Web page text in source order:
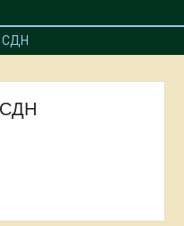
СДН
СДН